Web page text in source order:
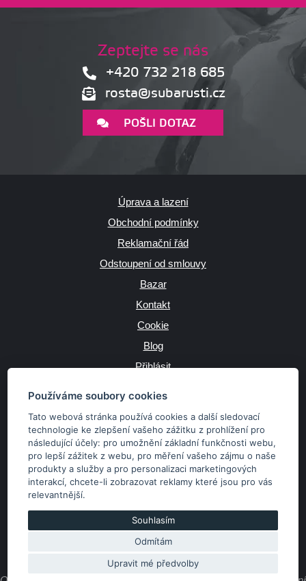
Používáme soubory cookies
Tato webová stránka používá cookies a další sledovací
technologie ke zlepšení vašeho zážitku z prohlížení pro
následující účely: pro umožnění základní funkčnosti webu,
pro lepší zážitek z webu, pro měření vašeho zájmu o naše
produkty a služby a pro personalizaci marketingových
interakcí,chcete-li zobrazovat reklamy které jsou pro vás
relevantnější.
Souhlasím
Odmítám
Upravit mé předvolby
Zeptejte se nás
+420 732 218 685
rosta@subarusti.cz
POŠLI DOTAZ
Úprava a lazení
Obchodní podmínky
Reklamační řád
Odstoupení od smlouvy
Bazar
Kontakt
Cookie
Blog
Přihlásit
JAZYK
Kč €
Copyright © 2026 SubaruSTI.cz. Všechna práva vyhrazena.